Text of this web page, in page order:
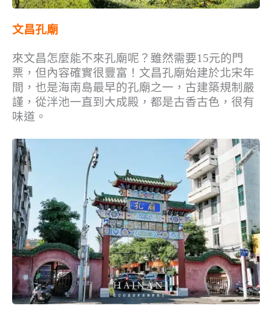
文昌孔廟
來文昌怎麼能不來孔廟呢？雖然需要15元的門
票，但內容確實很豐富！文昌孔廟始建於北宋年
間，也是海南島最早的孔廟之一，古建築規制嚴
謹，從泮池一直到大成殿，都是古香古色，很有
味道。